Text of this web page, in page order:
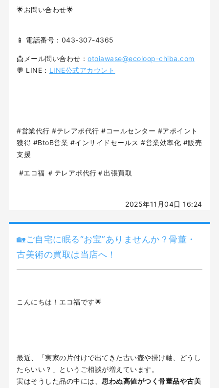
🌟お問い合わせ🌟
📱 電話番号：043-307-4365
📩メール問い合わせ：otoiawase@ecoloop-chiba.com
💬 LINE： LINE公式アカウント
#営業代行 #テレアポ代行 #コールセンター #アポイント
獲得 #BtoB営業 #インサイドセールス #営業効率化 #販売
支援
#エコ福 ＃テレアポ代行＃出張買取
2025年11月04日 16:24
🏡ご自宅に眠る“お宝”ありませんか？骨董・
古美術の買取は当店へ！
こんにちは！エコ福です🌟
最近、「実家の片付けで出てきた古い壺や掛け軸、どうし
たらいい？」というご相談が増えています。
実はそうした品の中には、思わぬ高値がつく骨董品や古美